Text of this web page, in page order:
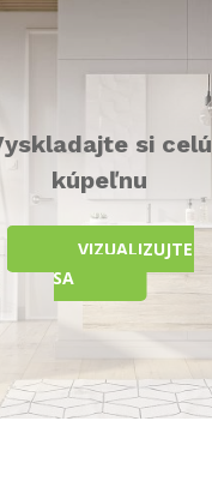
si celú
kúpeľnu
VIZUALIZUJTE
SA